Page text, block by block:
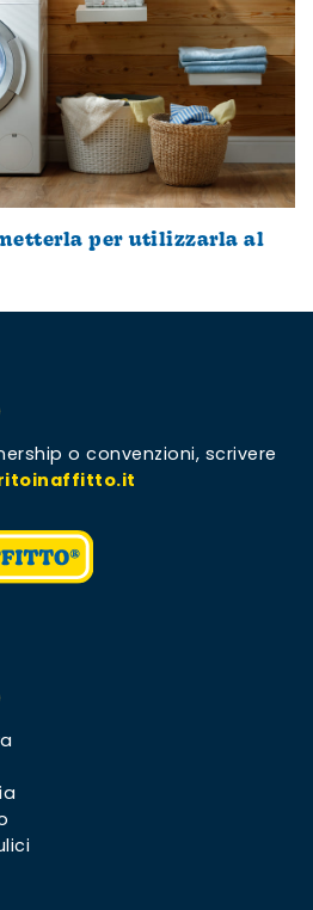
per utilizzarla al
o convenzioni, scrivere